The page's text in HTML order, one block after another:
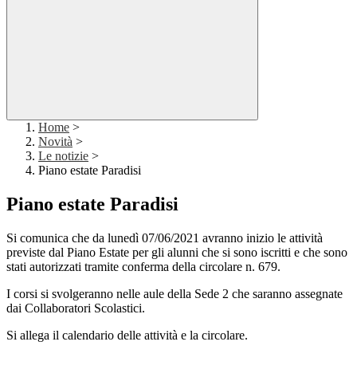
Home >
Novità >
Le notizie >
Piano estate Paradisi
Piano estate Paradisi
Si comunica che da lunedì 07/06/2021 avranno inizio le attività
previste dal Piano Estate per gli alunni che si sono iscritti e che sono
stati autorizzati tramite conferma della circolare n. 679.
I corsi si svolgeranno nelle aule della Sede 2 che saranno assegnate
dai Collaboratori Scolastici.
Si allega il calendario delle attività e la circolare.